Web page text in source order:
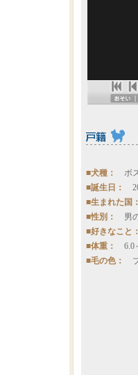
■犬種： ボ
■誕生日：
■生まれた国
■性別： 男
■好きなこと
■体重： 6.0
■毛の色：